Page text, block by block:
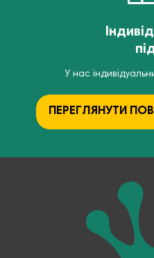
У нас
ПЕРЕГЛЯНУТИ